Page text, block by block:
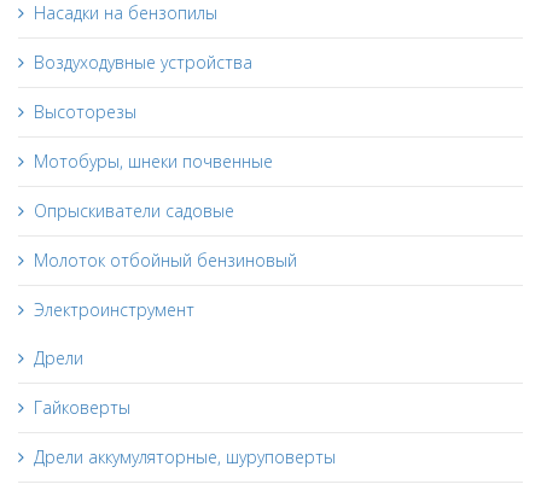
Насадки на бензопилы
Воздуходувные устройства
Высоторезы
Мотобуры, шнеки почвенные
Опрыскиватели садовые
Молоток отбойный бензиновый
Электроинструмент
Дрели
Гайковерты
Дрели аккумуляторные, шуруповерты